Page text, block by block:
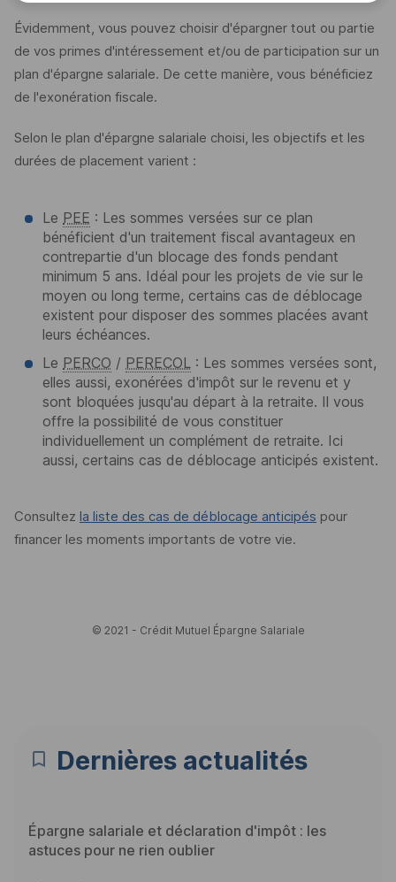
Dernières actualités
Épargne salariale et déclaration d'impôt : les
astuces pour ne rien oublier
Évidemment, vous pouvez choisir d'épargner tout ou partie
de vos primes d'intéressement et/ou de participation sur un
plan d'épargne salariale. De cette manière, vous bénéficiez
de l'exonération fiscale.
Selon le plan d'épargne salariale choisi, les objectifs et les
durées de placement varient :
Le PEE : Les sommes versées sur ce plan
bénéficient d'un traitement fiscal avantageux en
contrepartie d'un blocage des fonds pendant
minimum 5 ans. Idéal pour les projets de vie sur le
moyen ou long terme, certains cas de déblocage
existent pour disposer des sommes placées avant
leurs échéances.
Le PERCO / PERECOL : Les sommes versées sont,
elles aussi, exonérées d'impôt sur le revenu et y
sont bloquées jusqu'au départ à la retraite. Il vous
offre la possibilité de vous constituer
individuellement un complément de retraite. Ici
aussi, certains cas de déblocage anticipés existent.
Consultez la liste des cas de déblocage anticipés pour
financer les moments importants de votre vie.
© 2021 - Crédit Mutuel Épargne Salariale